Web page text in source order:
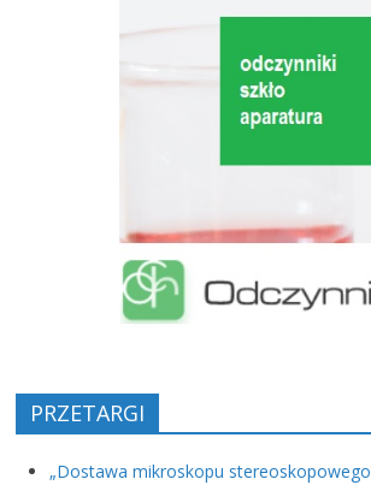
PRZETARGI
„Dostawa mikroskopu stereoskopowego